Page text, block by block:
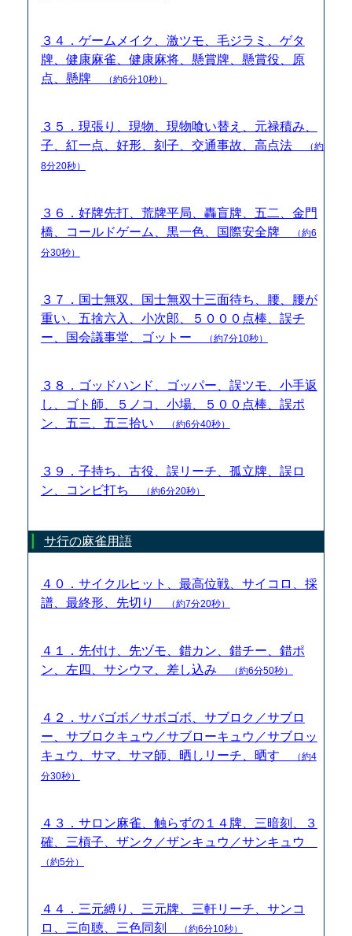
３４．ゲームメイク、激ツモ、毛ジラミ、ゲタ
牌、健康麻雀、健康麻将、懸賞牌、懸賞役、原
点、懸牌
（約6分10秒）
３５．現張り、現物、現物喰い替え、元禄積み、
子、紅一点、好形、刻子、交通事故、高点法
（約
8分20秒）
３６．好牌先打、荒牌平局、轟盲牌、五二、金門
橋、コールドゲーム、黒一色、国際安全牌
（約6
分30秒）
３７．国士無双、国士無双十三面待ち、腰、腰が
重い、五捨六入、小次郎、５０００点棒、誤チ
ー、国会議事堂、ゴットー
（約7分10秒）
３８．ゴッドハンド、ゴッパー、誤ツモ、小手返
し、ゴト師、５ノコ、小場、５００点棒、誤ポ
ン、五三、五三拾い
（約6分40秒）
３９．子持ち、古役、誤リーチ、孤立牌、誤ロ
ン、コンビ打ち
（約6分20秒）
サ行の麻雀用語
４０．サイクルヒット、最高位戦、サイコロ、採
譜、最終形、先切り
（約7分20秒）
４１．先付け、先ヅモ、錯カン、錯チー、錯ポ
ン、左四、サシウマ、差し込み
（約6分50秒）
４２．サバゴボ／サボゴボ、サブロク／サブロ
ー、サブロクキュウ／サブローキュウ／サブロッ
キュウ、サマ、サマ師、晒しリーチ、晒す
（約4
分30秒）
４３．サロン麻雀、触らずの１４牌、三暗刻、３
確、三槓子、ザンク／ザンキュウ／サンキュウ
（約5分）
４４．三元縛り、三元牌、三軒リーチ、サンコ
ロ、三向聴、三色同刻
（約6分10秒）